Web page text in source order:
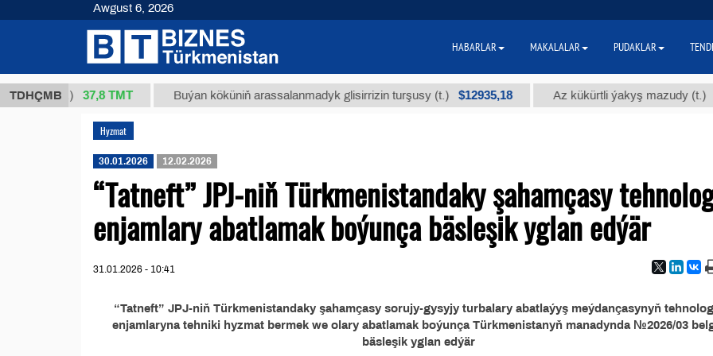
TDHÇMB
1 (kg.) 37,8 ТМТ Buýan köküniň arassalanmadyk glisirrizin turşusy (t.) $12935,18 Az kükürtli ýakyş mazudy (t.) $300
Hyzmat
30.01.2026 12.02.2026
“Tatneft” JPJ-niň Türkmenistandaky şahamçasy
enjamlary abatlamak boýunça bäsleşik yglan edýär
31.01.2026 - 10:41
“Tatneft” JPJ-niň Türkmenistandaky şahamçasy sorujy-gysyjy turbalary abatlaýyş meýdançasynyň
enjamlaryna tehniki hyzmat bermek we olary abatlamak boýunça Türkmenistanyň manadynda №2026/03
bäsleşik yglan edýär
Awgust 6, 2026
HABARLAR MAKALALAR PUDAKLAR